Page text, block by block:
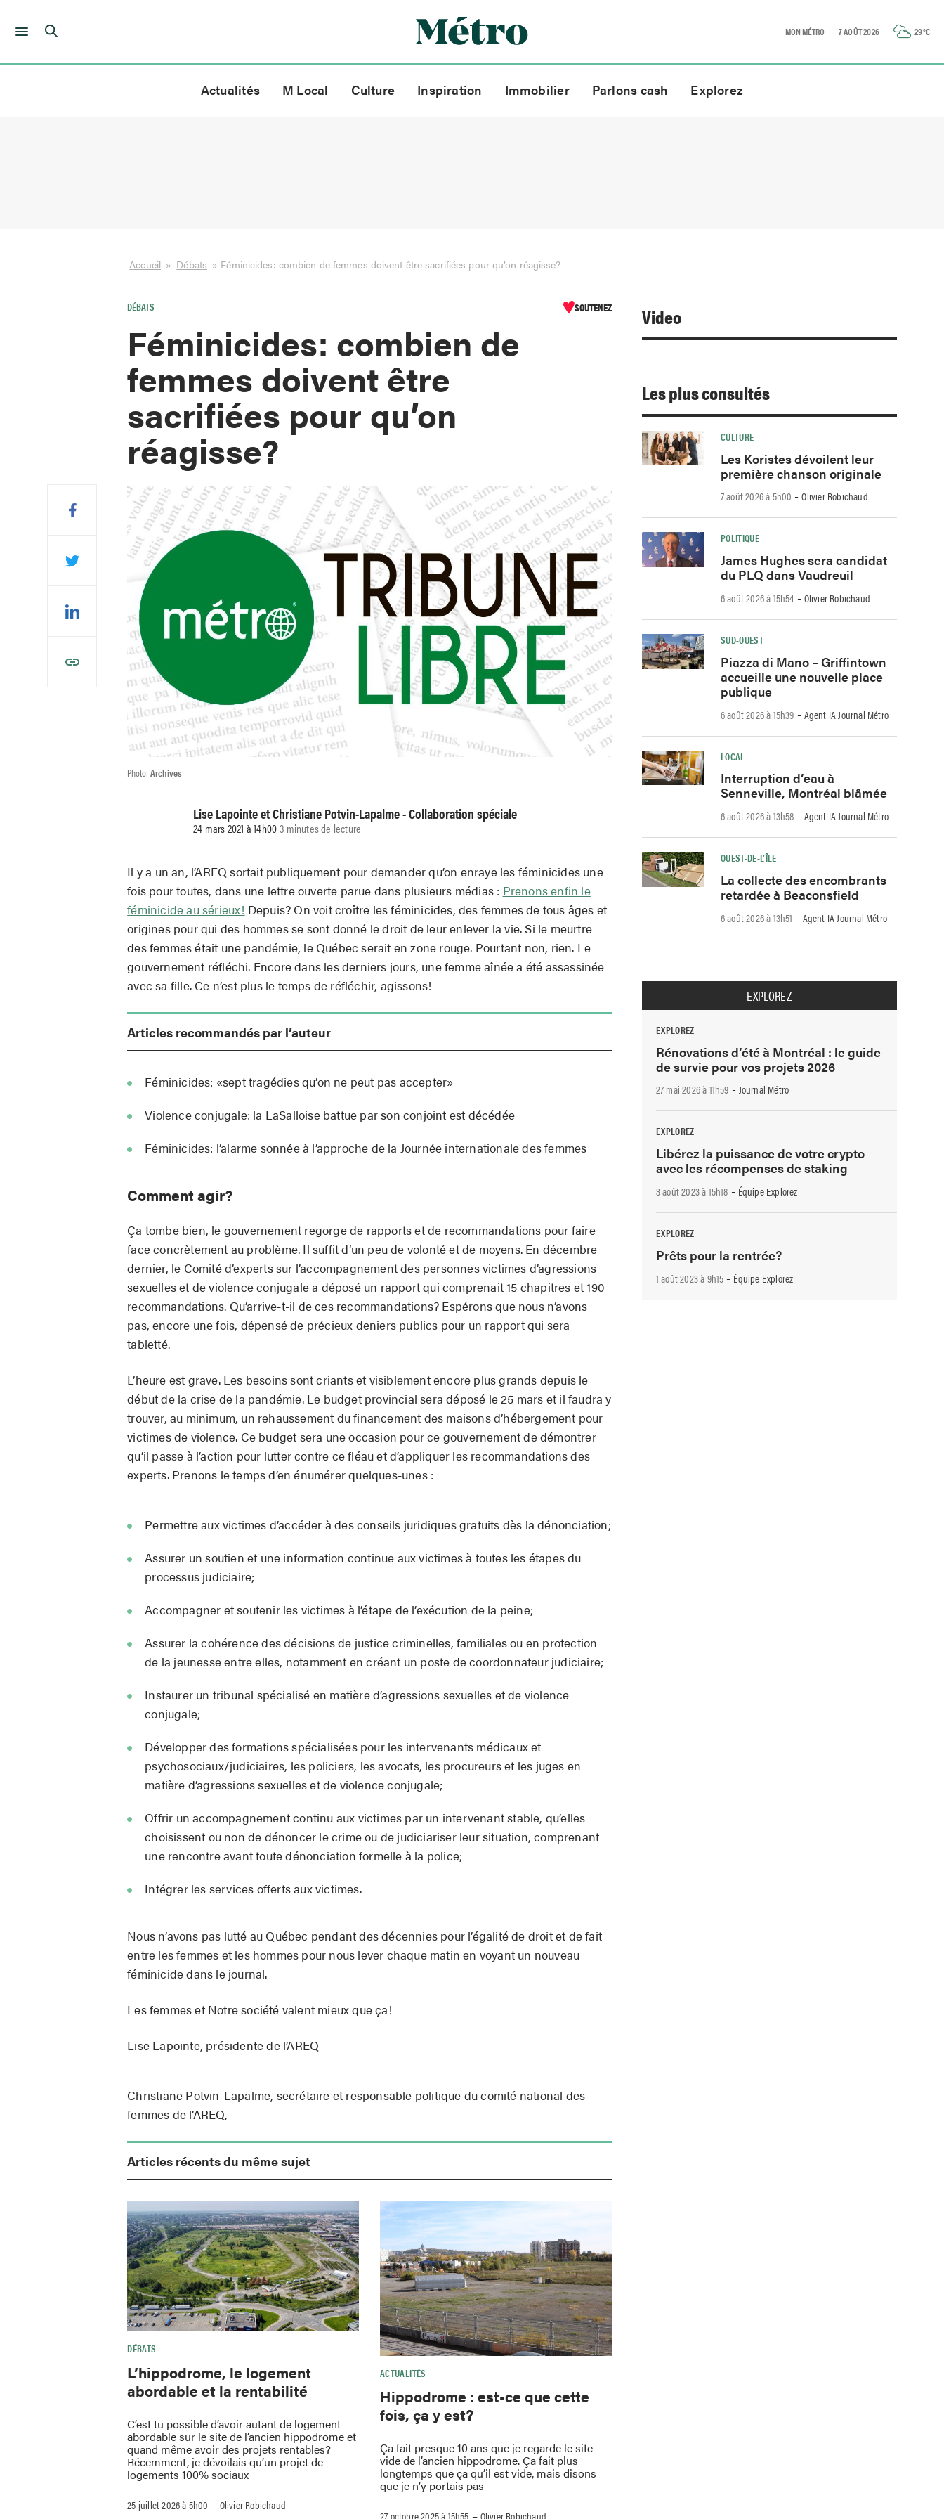
Skip
MON MÉTRO 7 AOÛT 2026 29°C
Actualités M Local Culture Inspiration Immobilier Parlons cash Explorez
Accueil » Débats » Féminicides: combien de femmes doivent être sacrifiées pour qu’on réagisse?
DÉBATS SOUTENEZ
Féminicides: combien de
femmes doivent être
sacrifiées pour qu’on
réagisse?
Photo:Archives
Lise Lapointe et Christiane Potvin-Lapalme - Collaboration spéciale
24 mars 2021 à 14h003 minutes de lecture
Il y a un an, l’AREQ sortait publiquement pour demander qu’on enraye les féminicides une
fois pour toutes, dans une lettre ouverte parue dans plusieurs médias : Prenons enfin le
féminicide au sérieux! Depuis? On voit croître les féminicides, des femmes de tous âges et
origines pour qui des hommes se sont donné le droit de leur enlever la vie. Si le meurtre
des femmes était une pandémie, le Québec serait en zone rouge. Pourtant non, rien. Le
gouvernement réfléchi. Encore dans les derniers jours, une femme aînée a été assassinée
avec sa fille. Ce n’est plus le temps de réfléchir, agissons!
Articles recommandés par l’auteur
Féminicides: «sept tragédies qu’on ne peut pas accepter»
Violence conjugale: la LaSalloise battue par son conjoint est décédée
Féminicides: l’alarme sonnée à l’approche de la Journée internationale des femmes
Comment agir?
Ça tombe bien, le gouvernement regorge de rapports et de recommandations pour faire
face concrètement au problème. Il suffit d’un peu de volonté et de moyens. En décembre
dernier, le Comité d’experts sur l’accompagnement des personnes victimes d’agressions
sexuelles et de violence conjugale a déposé un rapport qui comprenait 15 chapitres et 190
recommandations. Qu’arrive-t-il de ces recommandations? Espérons que nous n’avons
pas, encore une fois, dépensé de précieux deniers publics pour un rapport qui sera
tabletté.
L’heure est grave. Les besoins sont criants et visiblement encore plus grands depuis le
début de la crise de la pandémie. Le budget provincial sera déposé le 25 mars et il faudra y
trouver, au minimum, un rehaussement du financement des maisons d’hébergement pour
victimes de violence. Ce budget sera une occasion pour ce gouvernement de démontrer
qu’il passe à l’action pour lutter contre ce fléau et d’appliquer les recommandations des
experts. Prenons le temps d’en énumérer quelques-unes :
Permettre aux victimes d’accéder à des conseils juridiques gratuits dès la dénonciation;
Assurer un soutien et une information continue aux victimes à toutes les étapes du
processus judiciaire;
Accompagner et soutenir les victimes à l’étape de l’exécution de la peine;
Assurer la cohérence des décisions de justice criminelles, familiales ou en protection
de la jeunesse entre elles, notamment en créant un poste de coordonnateur judiciaire;
Instaurer un tribunal spécialisé en matière d’agressions sexuelles et de violence
conjugale;
Développer des formations spécialisées pour les intervenants médicaux et
psychosociaux/judiciaires, les policiers, les avocats, les procureurs et les juges en
matière d’agressions sexuelles et de violence conjugale;
Offrir un accompagnement continu aux victimes par un intervenant stable, qu’elles
choisissent ou non de dénoncer le crime ou de judiciariser leur situation, comprenant
une rencontre avant toute dénonciation formelle à la police;
Intégrer les services offerts aux victimes.
Nous n’avons pas lutté au Québec pendant des décennies pour l’égalité de droit et de fait
entre les femmes et les hommes pour nous lever chaque matin en voyant un nouveau
féminicide dans le journal.
Les femmes et Notre société valent mieux que ça!
Lise Lapointe, présidente de l’AREQ
Christiane Potvin-Lapalme, secrétaire et responsable politique du comité national des
femmes de l’AREQ,
Articles récents du même sujet
DÉBATS
L’hippodrome, le logement
abordable et la rentabilité
C’est tu possible d’avoir autant de logement
abordable sur le site de l’ancien hippodrome et
quand même avoir des projets rentables?
Récemment, je dévoilais qu’un projet de
logements 100% sociaux
25 juillet 2026 à 5h00 –Olivier Robichaud
ACTUALITÉS
Hippodrome : est-ce que cette
fois, ça y est?
Ça fait presque 10 ans que je regarde le site
vide de l’ancien hippodrome. Ça fait plus
longtemps que ça qu’il est vide, mais disons
que je n’y portais pas
27 octobre 2025 à 15h55 Olivier Robichaud
Video
Les plus consultés
CULTURE
Les Koristes dévoilent leur
première chanson originale
7 août 2026 à 5h00 -Olivier Robichaud
POLITIQUE
James Hughes sera candidat
du PLQ dans Vaudreuil
6 août 2026 à 15h54 -Olivier Robichaud
SUD-OUEST
Piazza di Mano – Griffintown
accueille une nouvelle place
publique
6 août 2026 à 15h39 -Agent IA Journal Métro
LOCAL
Interruption d’eau à
Senneville, Montréal blâmée
6 août 2026 à 13h58 -Agent IA Journal Métro
OUEST-DE-L’ÎLE
La collecte des encombrants
retardée à Beaconsfield
6 août 2026 à 13h51 -Agent IA Journal Métro
EXPLOREZ
EXPLOREZ
Rénovations d’été à Montréal : le guide
de survie pour vos projets 2026
27 mai 2026 à 11h59 -Journal Métro
EXPLOREZ
Libérez la puissance de votre crypto
avec les récompenses de staking
3 août 2023 à 15h18 - Équipe Explorez
EXPLOREZ
Prêts pour la rentrée?
1 août 2023 à 9h15 - Équipe Explorez